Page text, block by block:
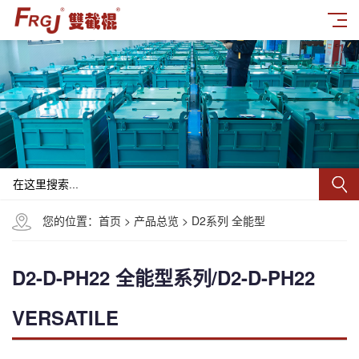
您的位置： 首页 > 产品总览 > D2系列 全能型
D2-D-PH22 全能型系列/D2-D-PH22
VERSATILE